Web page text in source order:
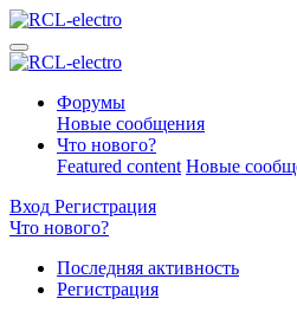
Форумы
Новые сообщения
Что нового?
Featured content Новые
Вход Регистрация
Что нового?
Последняя активность
Регистрация